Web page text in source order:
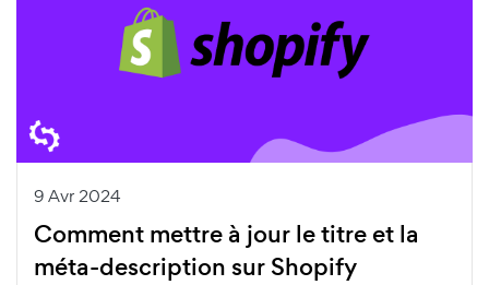
9 Avr 2024
Comment mettre à jour le titre et la
méta-description sur Shopify